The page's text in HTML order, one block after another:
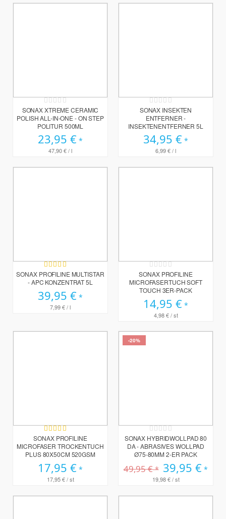
Rating:
0%
SONAX XTREME CERAMIC
POLISH ALL-IN-ONE - ON STEP
POLITUR 500ML
23,95 €
47,90 €/ l
Rating:
0%
SONAX INSEKTEN
ENTFERNER -
INSEKTENENTFERNER 5L
34,95 €
6,99 €/ l
Bewertung:
100%
SONAX PROFILINE MULTISTAR
- APC KONZENTRAT 5L
39,95 €
7,99 €/ l
Rating:
0%
SONAX PROFILINE
MICROFASERTUCH SOFT
TOUCH 3ER-PACK
14,95 €
4,98 €/ st
Bewertung:
100%
SONAX PROFILINE
MICROFASER TROCKENTUCH
PLUS 80X50CM 520GSM
17,95 €
17,95 €/ st
-20%
Rating:
0%
SONAX HYBRIDWOLLPAD 80
DA - ABRASIVES WOLLPAD
Ø75-80MM 2-ER PACK
49,95 € Sonderpreis
39,95 €
19,98 €/ st